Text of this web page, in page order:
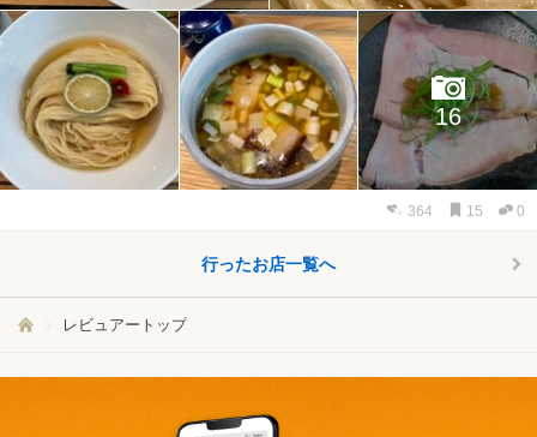
16
364 15 0
行ったお店一覧へ
レビュアートップ